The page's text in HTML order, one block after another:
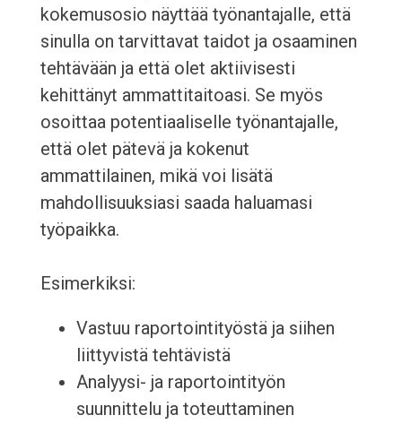
kokemusosio näyttää työnantajalle, että
sinulla on tarvittavat taidot ja osaaminen
tehtävään ja että olet aktiivisesti
kehittänyt ammattitaitoasi. Se myös
osoittaa potentiaaliselle työnantajalle,
että olet pätevä ja kokenut
ammattilainen, mikä voi lisätä
mahdollisuuksiasi saada haluamasi
työpaikka.
Esimerkiksi:
Vastuu raportointityöstä ja siihen
liittyvistä tehtävistä
Analyysi- ja raportointityön
suunnittelu ja toteuttaminen